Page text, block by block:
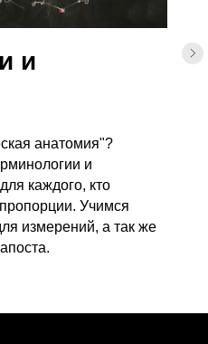
и
анатомия"?
и
каждого, кто
Учимся
измерений, а так же